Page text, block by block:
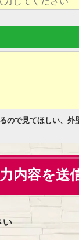
ので見てほしい、外
い